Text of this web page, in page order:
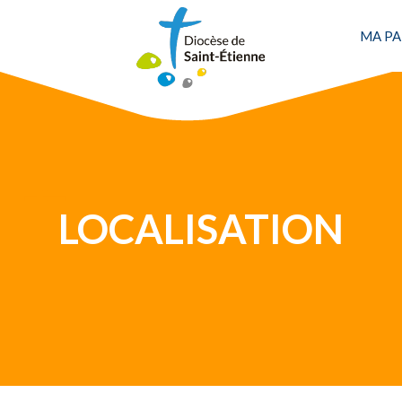
MA
Une personne
LOCALISATION